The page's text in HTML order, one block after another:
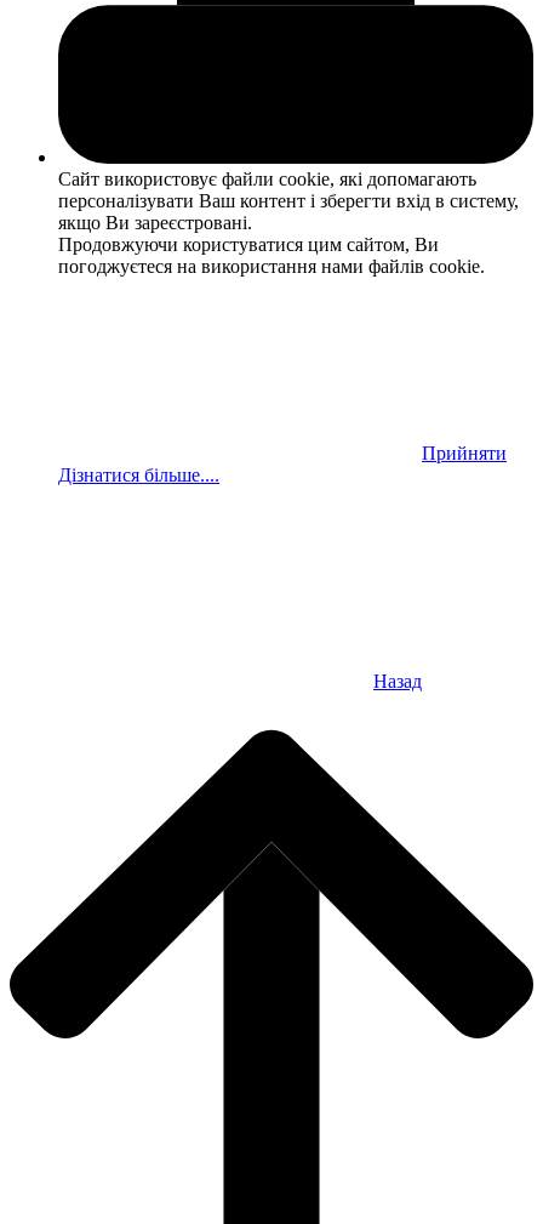
Сайт використовує файли cookie, які допомагають
персоналізувати Ваш контент і зберегти вхід в систему,
якщо Ви зареєстровані.
Продовжуючи користуватися цим сайтом, Ви
погоджуєтеся на використання нами файлів cookie.
Прийняти
Дізнатися більше....
Назад